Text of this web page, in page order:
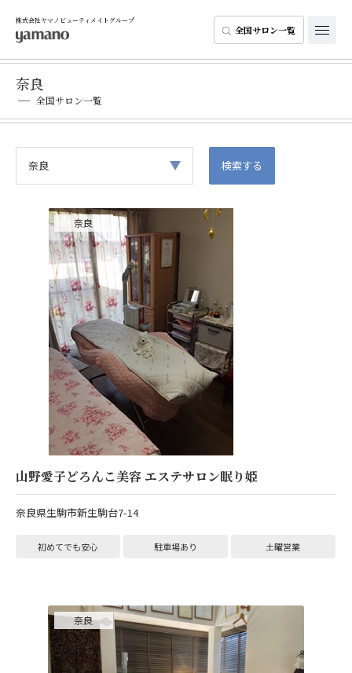
株式会社ヤマノビューティメイトグループ
全国サロン一覧
奈良
全国サロン一覧
奈良
山野愛子どろんこ美容 エステサロン眠り姫
奈良県生駒市新生駒台7-14
初めてでも安心 駐車場あり 土曜営業
奈良